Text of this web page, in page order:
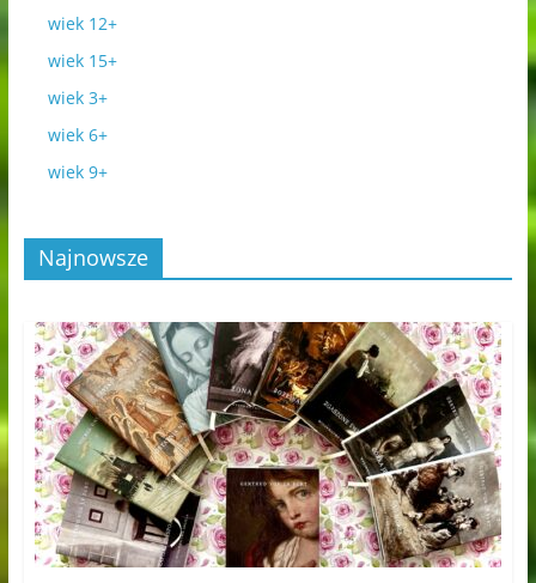
wiek 12+
wiek 15+
wiek 3+
wiek 6+
wiek 9+
Najnowsze